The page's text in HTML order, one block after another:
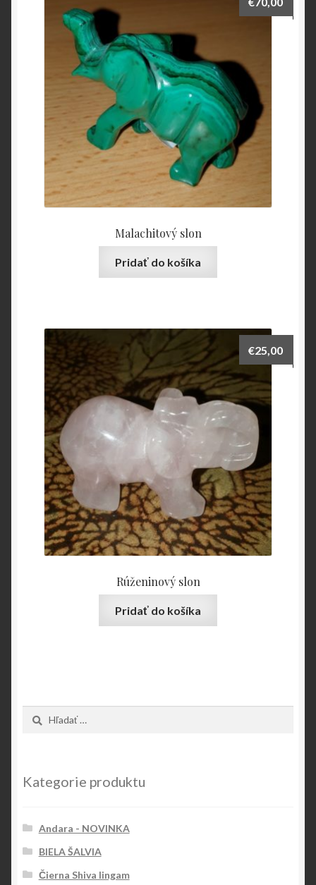
Malachitový slon
Pridať do košíka
Rúženinový slon
€25,00
Pridať do košíka
Kategorie produktu
Andara - NOVINKA
BIELA ŠALVIA
Čierna Shiva lingam